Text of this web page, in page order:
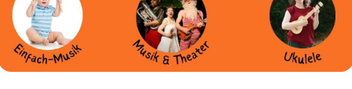
War ein sehr schöner und entspannter Abend:)
Mawiba - Tanzen für Frauen & (werdende) Mamas
Sandra,Mar 30